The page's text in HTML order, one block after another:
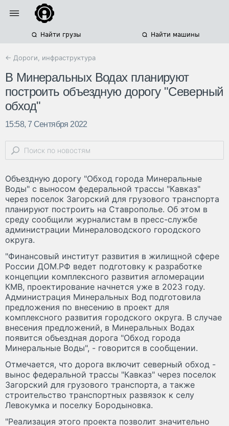
Найти грузы Найти машины
← Дороги, инфраструктура
В Минеральных Водах планируют
построить объездную дорогу "Северный
обход"
15:58, 7 Сентября 2022
Объездную дорогу "Обход города Минеральные
Воды" с выносом федеральной трассы "Кавказ"
через поселок Загорский для грузового транспорта
планируют построить на Ставрополье. Об этом в
среду сообщили журналистам в пресс-службе
администрации Минераловодского городского
округа.
"Финансовый институт развития в жилищной сфере
России ДОМ.РФ ведет подготовку к разработке
концепции комплексного развития агломерации
КМВ, проектирование начнется уже в 2023 году.
Администрация Минеральных Вод подготовила
предложения по внесению в проект для
комплексного развития городского округа. В случае
внесения предложений, в Минеральных Водах
появится объездная дорога "Обход города
Минеральные Воды", - говорится в сообщении.
Отмечается, что дорога включит северный обход -
вынос федеральной трассы "Кавказ" через поселок
Загорский для грузового транспорта, а также
строительство транспортных развязок к селу
Левокумка и поселку Бородыновка.
"Реализация этого проекта позволит значительно